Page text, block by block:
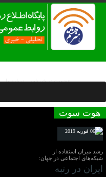
درباره ما عضويت در خبرنامه
هوت سوت
06 فوریه 2019
رشد میزان استفاده از
شبکه‌های اجتماعی در جهان:
ایران در رتبه